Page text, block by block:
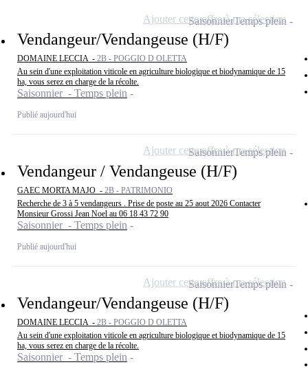
Vendangeur/Vendangeuse (H/F)
DOMAINE LECCIA - 2B - POGGIO D OLETTA
Au sein d'une exploitation viticole en agriculture biologique et biodynamique de 15
ha, vous serez en charge de la récolte.
Saisonnier - Temps plein
Publié aujourd'hui
SaisonnierTemps plein
Ajouter cette offre à ma sélection
Vendangeur / Vendangeuse (H/F)
GAEC MORTA MAJO - 2B - PATRIMONIO
Recherche de 3 à 5 vendangeurs . Prise de poste au 25 aout 2026 Contacter
Monsieur Grossi Jean Noel au 06 18 43 72 90
Saisonnier - Temps plein
Publié aujourd'hui
SaisonnierTemps plein
Ajouter cette offre à ma sélection
Vendangeur/Vendangeuse (H/F)
DOMAINE LECCIA - 2B - POGGIO D OLETTA
Au sein d'une exploitation viticole en agriculture biologique et biodynamique de 15
ha, vous serez en charge de la récolte.
Saisonnier - Temps plein
SaisonnierTemps plein
Ajouter cette offre à ma sélection